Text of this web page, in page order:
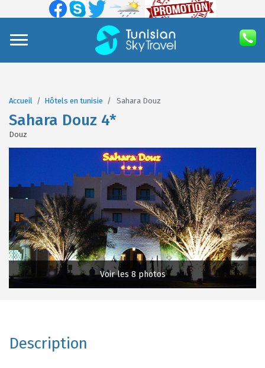
Accueil Hôtels en tunisie Sahara Douz
Sahara Douz 4*
Douz
Voir les 8 photos
Description